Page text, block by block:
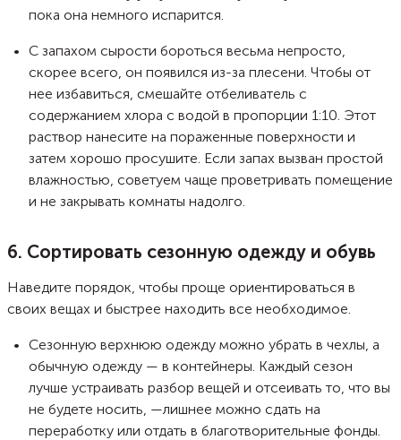
пока она немного испарится.
С запахом сырости бороться весьма непросто,
скорее всего, он появился из-за плесени. Чтобы от
нее избавиться, смешайте отбеливатель с
содержанием хлора с водой в пропорции 1:10. Этот
раствор нанесите на пораженные поверхности и
затем хорошо просушите. Если запах вызван простой
влажностью, советуем чаще проветривать помещение
и не закрывать комнаты надолго.
6. Сортировать сезонную одежду и обувь
Наведите порядок, чтобы проще ориентироваться в
своих вещах и быстрее находить все необходимое.
Сезонную верхнюю одежду можно убрать в чехлы, а
обычную одежду — в контейнеры. Каждый сезон
лучше устраивать разбор вещей и отсеивать то, что вы
не будете носить, —лишнее можно сдать на
переработку или отдать в благотворительные фонды.